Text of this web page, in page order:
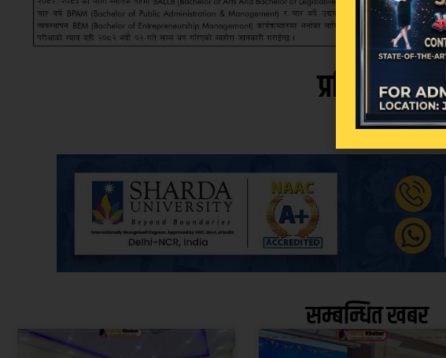
प्रतिक्रिया
सम्बन्धित खबर